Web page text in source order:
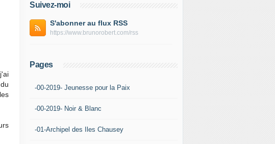
Suivez-moi
S'abonner au flux RSS
https://www.brunorobert.com/rss
Pages
-00-2019- Jeunesse pour la Paix
-00-2019- Noir & Blanc
-01-Archipel des Iles Chausey